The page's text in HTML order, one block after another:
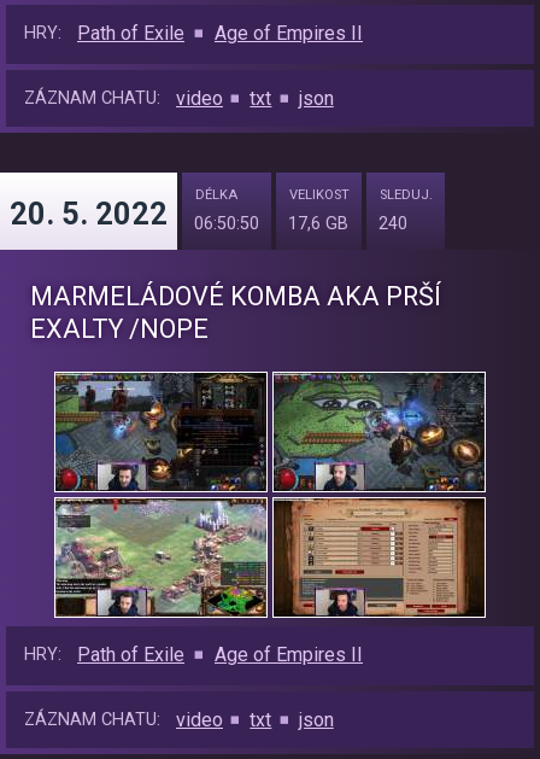
HRY: Path of Exile Age of Empires II
ZÁZNAM CHATU: video txt json
20. 5. 2022
DÉLKA
06:50:50
VELIKOST
17,6 GB
SLEDUJ.
240
MARMELÁDOVÉ KOMBA AKA PRŠÍ
EXALTY /NOPE
HRY: Path of Exile Age of Empires II
ZÁZNAM CHATU: video txt json